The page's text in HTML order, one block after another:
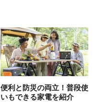
便利と防災の両立！普段使
いもできる家電を紹介